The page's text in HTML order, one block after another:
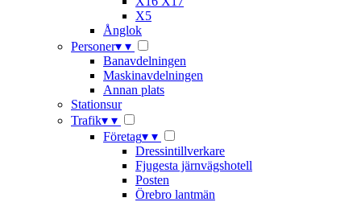
X5
Ånglok
Personer▾ ▾
Banavdelningen
Maskinavdelningen
Annan plats
Stationsur
Trafik▾ ▾
Företag▾ ▾
Dressintillverkare
Fjugesta järnvägshotell
Posten
Örebro lantmän